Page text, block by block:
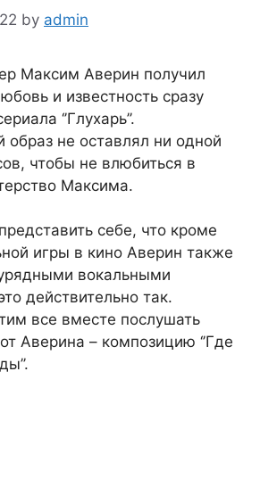
by admin
Максим Аверин получил
и известность сразу
‘’Глухарь’’.
образ не оставлял ни одной
чтобы не влюбиться в
Максима.
себе, что кроме
игры в кино Аверин также
вокальными
действительно так.
все вместе послушать
Аверина – композицию ‘’Где